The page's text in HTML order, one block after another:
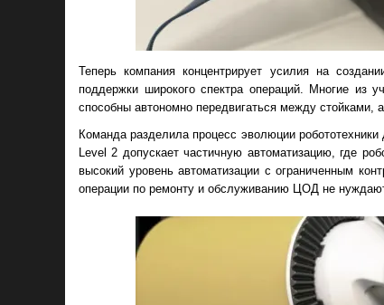
Теперь компания концентрирует усилия на
поддержки широкого спектра операций. Многие из
способны автономно передвигаться между стойками,
Команда разделила процесс эволюции
Level 2 допускает частичную автоматизацию, где
высокий уровень автоматизации с ограниченным
операции по ремонту и обслуживанию ЦОД не